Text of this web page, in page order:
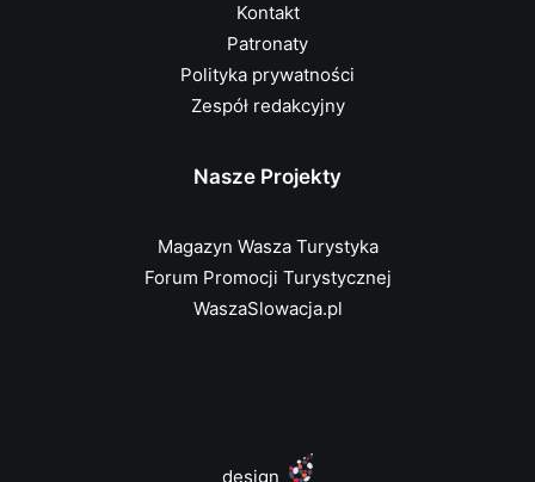
Kontakt
Patronaty
Polityka prywatności
Zespół redakcyjny
Nasze Projekty
Magazyn Wasza Turystyka
Forum Promocji Turystycznej
WaszaSlowacja.pl
design